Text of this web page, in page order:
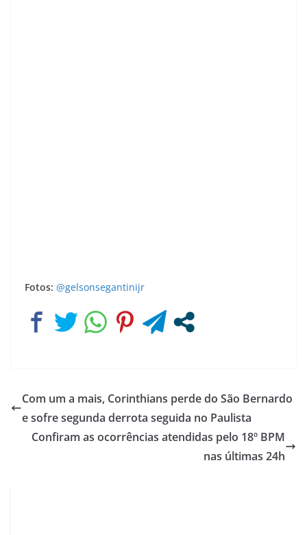
Fotos: @gelsonsegantinijr
Com um a mais, Corinthians perde do São Bernardo
e sofre segunda derrota seguida no Paulista
Confiram as ocorrências atendidas pelo 18º BPM
nas últimas 24h